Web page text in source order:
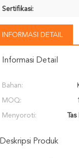
Sertifikasi:
INFORMASI DETAIL
Informasi Detail
Bahan:
MOQ:
Menyoroti:
Deskripsi Produk